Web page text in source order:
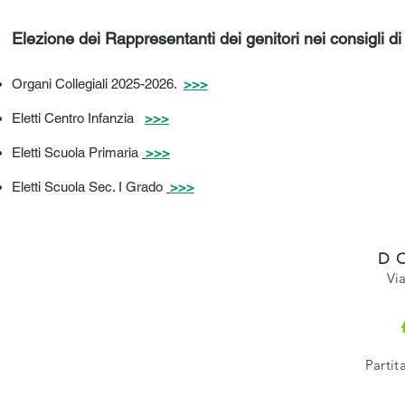
Elezione dei Rappresentanti dei genitori nei consigli
Organi Collegiali 2025-2026. >>>
Eletti Centro Infanzia >>>
Eletti Scuola Primaria >>>
Eletti Scuola Sec. I Grado >>>